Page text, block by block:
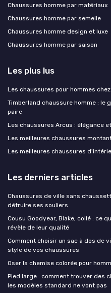
Chaussures homme par matériaux
Chaussures homme par semelle
Chaussures homme design et luxe
Chaussures homme par saison
Les plus lus
Les chaussures pour hommes
Timberland chaussure homme : le
paire
Les chaussures Arcus : élégance
Les meilleures chaussures
Les meilleures chaussures
Les derniers articles
Chaussures de ville sans
détruire ses souliers
Cousu Goodyear, Blake, collé : ce
révèle de leur qualité
Comment choisir un sac à dos de
style de vos chaussures
Oser la chemise colorée pour
Pied large : comment trouver des
les modèles standard ne vont pas